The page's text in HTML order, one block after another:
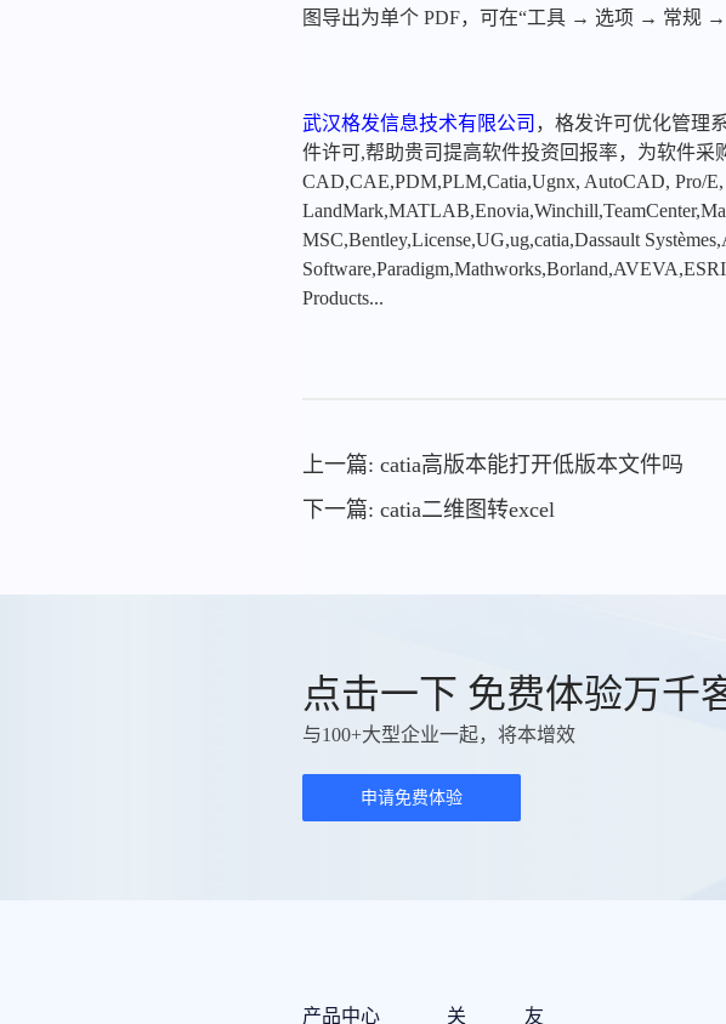
图导出为单个 PDF，可在“工具 → 选项 → 常规
武汉格发信息技术有限公司 ，格发许可优化管理
件许可,帮助贵司提高软件投资回报率，为软件
CAD,CAE,PDM,PLM,Catia,Ugnx, AutoCAD, Pro/
MSC,Bentley,License,UG,ug,catia,Dassault
Products...
上一篇: catia高版本能打开低版本文件吗
下一篇: catia二维图转excel
点击一下 免费体验万千
与100+大型企业一起，将本增效
申请免费体验
产品中心 关 友